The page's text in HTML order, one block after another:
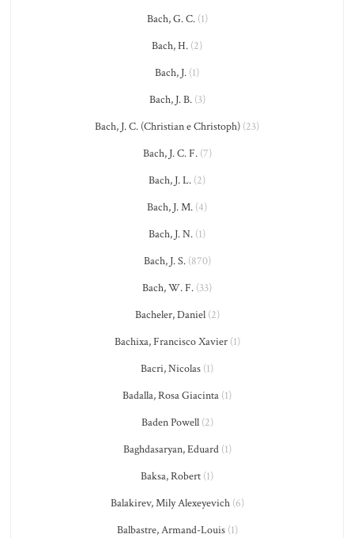
Bach, G. C.(1)
Bach, H. (2)
Bach, J. (1)
Bach, J. B.(3)
Bach, J. C. (Christian e Christoph) (23)
Bach, J. C. F.(7)
Bach, J. L. (2)
Bach, J. M. (4)
Bach, J. N. (1)
Bach, J. S.(870)
Bach, W. F. (33)
Bacheler, Daniel(2)
Bachixa, Francisco Xavier(1)
Bacri, Nicolas (1)
Badalla, Rosa Giacinta (1)
Baden Powell(2)
Baghdasaryan, Eduard(1)
Baksa, Robert (1)
Balakirev, Mily Alexeyevich(6)
Balbastre, Armand-Louis(1)